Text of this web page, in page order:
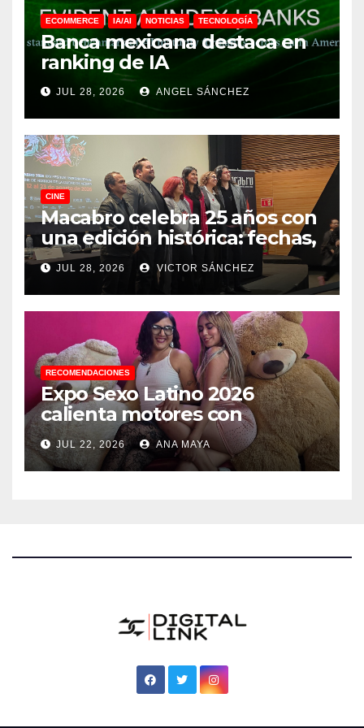
ECOMMERCE IA/AI NOTICIAS TECNOLOGÍA
Banca mexicana destaca en
ranking de IA
JUL 28, 2026 ANGEL SÁNCHEZ
CINE
Macabro celebra 25 años con
una edición histórica: fechas,
sedes, invitados y todo lo que
debes saber
JUL 28, 2026 VICTOR SÁNCHEZ
RECOMENDACIONES
Expo Sexo Latino 2026
calienta motores con
conferencia de prensa y
anuncia actividades para
todos los gustos
JUL 22, 2026 ANA MAYA